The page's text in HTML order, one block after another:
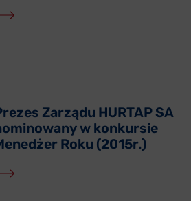
Zarządu HURTAP SA
w konkursie
Roku (2015r.)